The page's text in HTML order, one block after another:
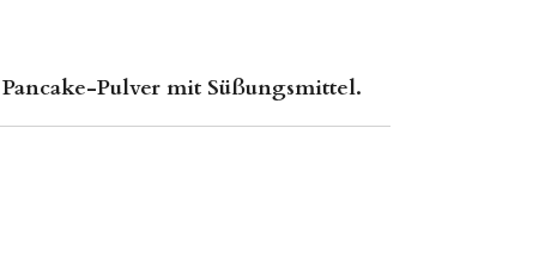
Pulver mit Süßungsmittel.